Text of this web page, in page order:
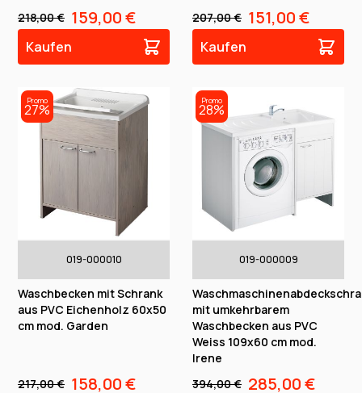
218,00 € 159,00 €
Kaufen
207,00 € 151,00 €
Kaufen
Promo
27%
019-000010
Waschbecken mit Schrank
aus PVC Eichenholz 60x50
cm mod. Garden
217,00 € 158,00 €
Promo
28%
019-000009
mit umkehrbarem
Waschbecken aus PVC
Weiss 109x60 cm mod.
Irene
394,00 € 285,00 €